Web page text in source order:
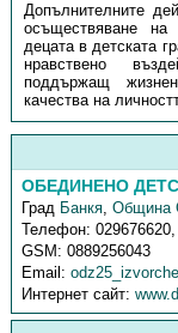
Допълнителните
осъществяване
децата в детската
нравствено
поддържащ
качества на
ОБЕДИНЕНО
Град Банкя,Община
Телефон:
GSM:0889256043
Email:
Интернет сайт: